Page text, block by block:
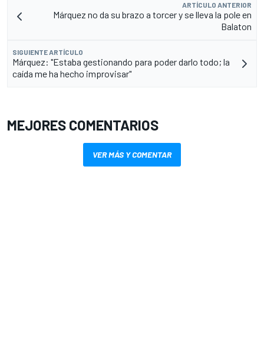
ARTÍCULO ANTERIOR
Márquez no da su brazo a torcer y se lleva la pole en
Balaton
SIGUIENTE ARTÍCULO
Márquez: "Estaba gestionando para poder darlo todo; la
caída me ha hecho improvisar"
MEJORES COMENTARIOS
VER MÁS Y COMENTAR